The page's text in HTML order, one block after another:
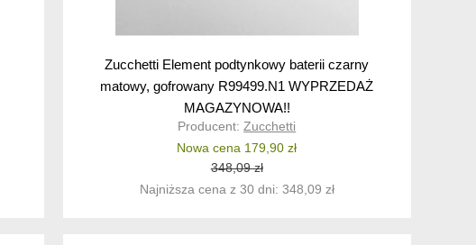
Zucchetti Element podtynkowy baterii czarny
matowy, gofrowany R99499.N1 WYPRZEDAŻ
MAGAZYNOWA!!
Producent:Zucchetti
Nowa cena 179,90 zł
348,09 zł
Najniższa cena z 30 dni: 348,09 zł